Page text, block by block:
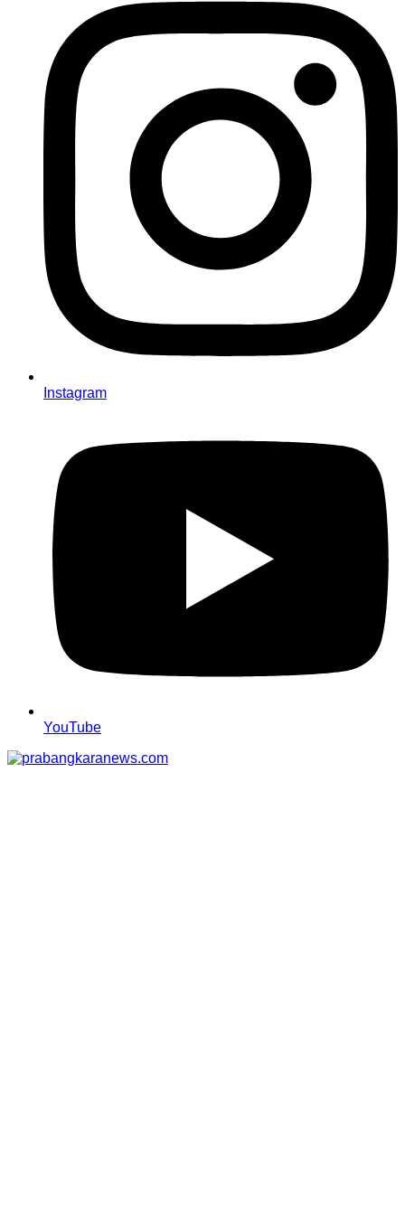
Instagram
YouTube